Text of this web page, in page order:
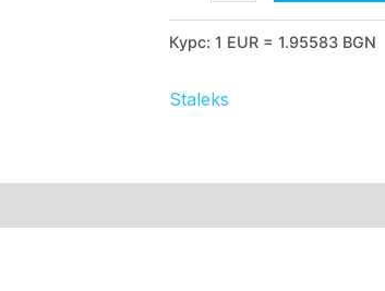
Курс: 1 EUR = 1.95583 BGN
Staleks